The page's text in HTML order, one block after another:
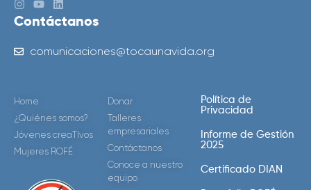
Contáctanos
comunicaciones@tocaunavida.org
Home
¿Quiénes somos?
Jóvenes creaTIvos
Mujeres ROFÉ
Donar
Talleres
empresariales
Contáctanos
Conoce a nuestro
equipo
Política de
Privacidad
Informe de Gestión
2025
Certificado DIAN